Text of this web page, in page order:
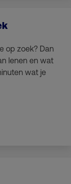
op zoek? Dan
lenen en wat
wat je